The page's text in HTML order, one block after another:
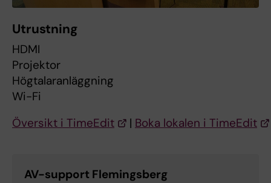
Utrustning
HDMI
Projektor
Högtalaranläggning
Wi-Fi
Översikt i TimeEdit
| Boka lokalen i TimeEdit
AV-support Flemingsberg